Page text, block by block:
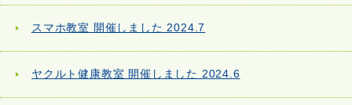
スマホ教室 開催しました 2024.7
ヤクルト健康教室 開催しました 2024.6